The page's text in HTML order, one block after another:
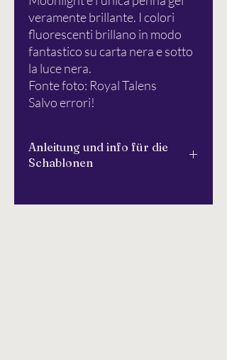
veramente brillante. I colori
fluorescenti brillano in modo
fantastico su carta nera e sotto
la luce nera.
Fonte foto: Royal Talens
Salvo errori!
Anleitung und info für die
Schablonen